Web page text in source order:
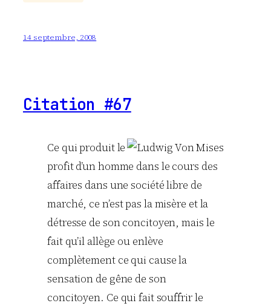
14 septembre, 2008
Citation #67
Ce qui produit le
profit d’un homme dans le cours des
affaires dans une société libre de
marché, ce n’est pas la misère et la
détresse de son concitoyen, mais le
fait qu’il allège ou enlève
complètement ce qui cause la
sensation de gêne de son
concitoyen. Ce qui fait souffrir le